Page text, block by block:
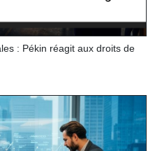
: Pékin réagit aux droits de